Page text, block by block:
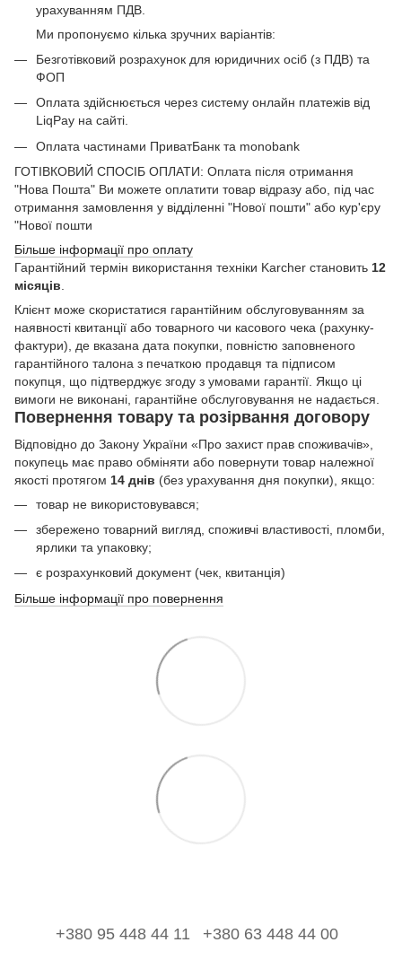
урахуванням ПДВ.
Ми пропонуємо кілька зручних варіантів:
Безготівковий розрахунок для юридичних осіб (з ПДВ) та
ФОП
Оплата здійснюється через систему онлайн платежів від
LiqPay на сайті.
Оплата частинами ПриватБанк та monobank
ГОТІВКОВИЙ СПОСІБ ОПЛАТИ: Оплата після отримання
"Нова Пошта" Ви можете оплатити товар відразу або, під час
отримання замовлення у відділенні "Нової пошти" або кур'єру
"Нової пошти
Більше інформації про оплату
Гарантійний термін використання техніки Karcher становить 12
місяців
Клієнт може скористатися гарантійним обслуговуванням за
наявності квитанції або товарного чи касового чека (рахунку-
фактури), де вказана дата покупки, повністю заповненого
гарантійного талона з печаткою продавця та підписом
покупця, що підтверджує згоду з умовами гарантії. Якщо ці
вимоги не виконані, гарантійне обслуговування не надається.
Повернення товару та розірвання договору
Відповідно до Закону України «Про захист прав споживачів»,
покупець має право обміняти або повернути товар належної
якості протягом 14 днів (без урахування дня покупки), якщо:
товар не використовувався;
збережено товарний вигляд, споживчі властивості, пломби,
ярлики та упаковку;
є розрахунковий документ (чек, квитанція)
Більше інформації про повернення
+380 95 448 44 11 +380 63 448 44 00